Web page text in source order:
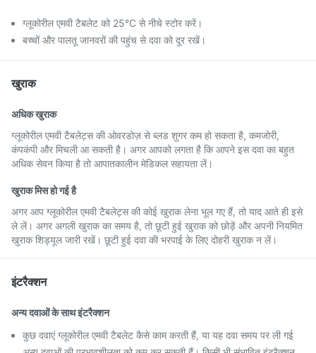
ग्लूकोरील एमवी टैबलेट को 25°C से नीचे स्टोर करें।
बच्चों और पालतू जानवरों की पहुंच से दवा को दूर रखें।
खुराक
अधिक खुराक
ग्लूकोरील एमवी टैबलेट्स की ओवरडोज़ से ब्लड शुगर कम हो सकता है, कमजोरी,
कंपकंपी और मिचली आ सकती है। अगर आपको लगता है कि आपने इस दवा का बहुत
अधिक सेवन किया है तो आपातकालीन मेडिकल सहायता लें।
खुराक मिस हो गई है
अगर आप ग्लूकोरील एमवी टैबलेट्स की कोई खुराक लेना भूल गए हैं, तो याद आते ही इसे
ले लें। अगर अगली खुराक का समय है, तो छूटी हुई खुराक को छोड़ें और अपनी नियमित
खुराक शिड्यूल जारी रखें। छूटी हुई दवा की भरपाई के लिए दोहरी खुराक न लें।
इंटरैक्शन
अन्य दवाओं के साथ इंटरैक्शन
कुछ दवाएं ग्लूकोरील एमवी टैबलेट कैसे काम करती हैं, या यह दवा समय पर ली गई